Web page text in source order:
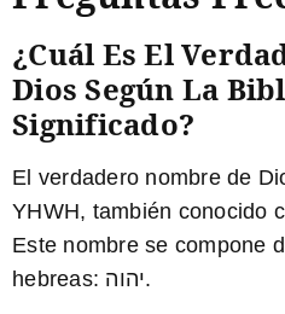
¿Cuál Es El
Dios Según La
Significado?
El verdadero nombre de
YHWH, también conocido
Este nombre se compone
hebreas: יהוה.